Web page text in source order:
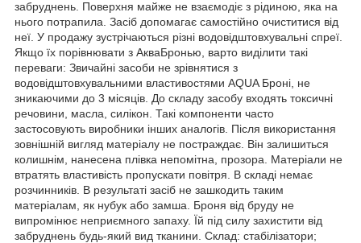
забруднень. Поверхня майже не взаємодіє з рідиною, яка на
нього потрапила. Засіб допомагає самостійно очиститися від
неї. У продажу зустрічаються різні водовідштовхувальні спреї.
Якщо їх порівнювати з АкваБронью, варто виділити такі
переваги: Звичайні засоби не зрівнятися з
водовідштовхувальними властивостями AQUA Броні, не
зникаючими до 3 місяців. До складу засобу входять токсичні
речовини, масла, силікон. Такі компоненти часто
застосовують виробники інших аналогів. Після використання
зовнішній вигляд матеріалу не постраждає. Він залишиться
колишнім, нанесена плівка непомітна, прозора. Матеріали не
втратять властивість пропускати повітря. В складі немає
розчинників. В результаті засіб не зашкодить таким
матеріалам, як нубук або замша. Броня від бруду не
випромінює неприємного запаху. Їй під силу захистити від
забруднень будь-який вид тканини. Склад: стабілізатори;